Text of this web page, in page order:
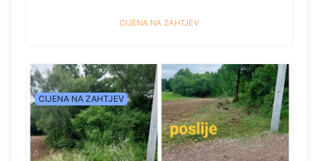
CIJENA NA ZAHTJEV
CIJENA NA ZAHTJEV